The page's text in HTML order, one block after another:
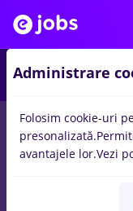
Salarii Remote
Administrare
Folosim cookie-uri
presonalizată.
avantajele lor.Vezi